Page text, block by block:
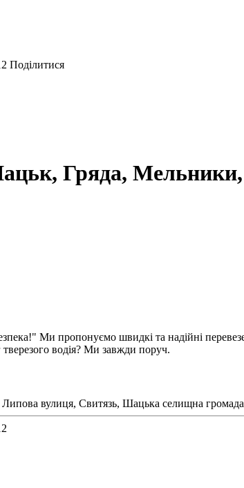
Поділитися
Гряда,
Ми пропонуємо швидкі та надійні
тверезого водія? Ми завжди поруч.
Липова вулиця, Свитязь, Шацька селищна